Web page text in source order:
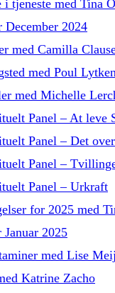
tjeneste med Tina
2024
med Camilla
med Poul
med Michelle
Panel – At leve
Panel – Det
Panel –
Panel – Urkraft
for 2025 med
2025
med Lise
Katrine Zacho